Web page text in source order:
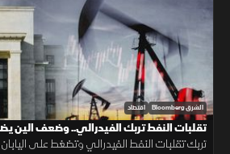
الشرق Bloomberg اقتصاد
تقلبات النفط تربك الفيدرالي.. وضعف الين
تربك تقلبات النفط الفيدرالي وتضغط على